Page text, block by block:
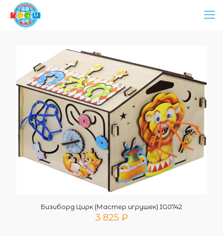
Бизиборд Цирк (Мастер игрушек) IG0742
3 825 ₽